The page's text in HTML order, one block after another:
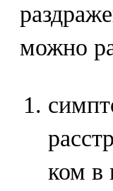
можно
ком в